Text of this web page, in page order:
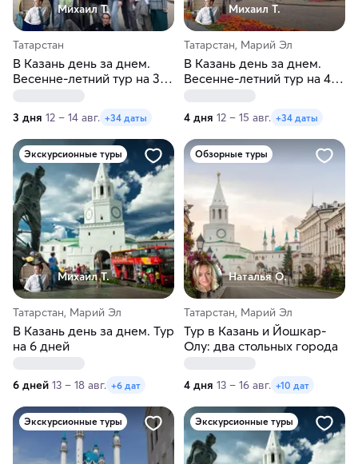
Михаил Т.
Татарстан
В Казань день за днем.
Весенне-летний тур на 3
3 дня 12 – 14 авг. +34 даты
Михаил Т.
Татарстан, Марий Эл
В Казань день за днем.
Весенне-летний тур на 4
4 дня 12 – 15 авг. +34 даты
Экскурсионные туры
Михаил Т.
Татарстан, Марий Эл
В Казань день за днем. Тур
на 6 дней
6 дней 13 – 18 авг. +6 дат
Обзорные туры
Наталья О.
Татарстан, Марий Эл
Тур в Казань и Йошкар-
Олу: два стольных города
4 дня 13 – 16 авг. +10 дат
Экскурсионные туры Экскурсионные туры